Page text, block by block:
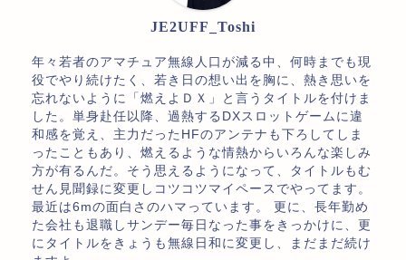
JE2UFF_Toshi
年々若者のアマチュア無線人口が減る中、何時までも現
役でやり続けたく、若き日の想い出を胸に、熱き思いを
忘れないように「燃えよＤＸ」と言うタイトルを付けま
した。単身赴任以降、過熱するDXスロットゲームに違
和感を覚え、主力だったHFのアンテナも下ろしてしま
ったこともあり、燃えるような情熱からいろんな楽しみ
方が有るんだ。そう思えるようになって、タイトルもむ
せん見聞録に変更しコツコツマイペースでやってます。
最近は6mの面白さのハマっています。 更に、長年勤め
た会社も退職しサンデー毎日なった事をきっかけに、更
にタイトルをきょうも無線日和に変更し、まだまだ続け